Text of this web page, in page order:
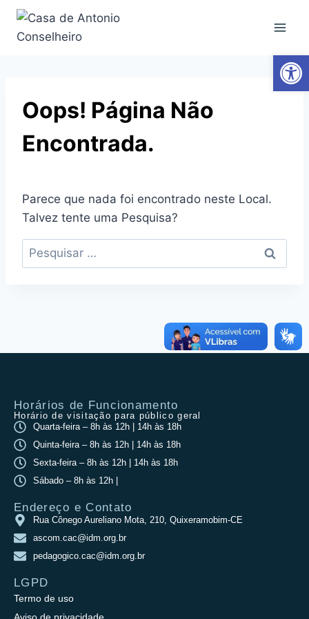
Oops! Página Não
Encontrada.
Parece que nada foi encontrado neste Local.
Talvez tente uma Pesquisa?
Horários de Funcionamento
Horário de visitação para público geral
Quarta-feira – 8h às 12h | 14h às 18h
Quinta-feira – 8h às 12h | 14h às 18h
Sexta-feira – 8h às 12h | 14h às 18h
Sábado – 8h às 12h |
Endereço e Contato
Rua Cônego Aureliano Mota, 210, Quixeramobim-CE
ascom.cac@idm.org.br
pedagogico.cac@idm.org.br
LGPD
Termo de uso